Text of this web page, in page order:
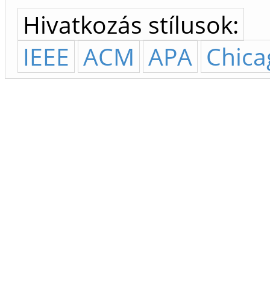
Hivatkozás stílusok:
IEEE ACM APA